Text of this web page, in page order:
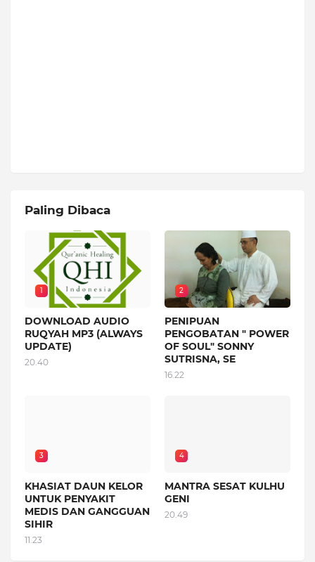
Paling Dibaca
1
DOWNLOAD AUDIO
RUQYAH MP3 (ALWAYS
UPDATE)
20.40
2
PENIPUAN
PENGOBATAN " POWER
OF SOUL" SONNY
SUTRISNA, SE
16.22
3
KHASIAT DAUN KELOR
UNTUK PENYAKIT
MEDIS DAN GANGGUAN
SIHIR
11.23
4
MANTRA SESAT KULHU
GENI
20.49